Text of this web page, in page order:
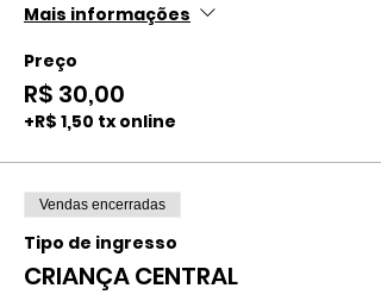
Mais informações
Preço
R$ 30,00
+R$ 1,50 tx online
Vendas encerradas
Tipo de ingresso
CRIANÇA CENTRAL